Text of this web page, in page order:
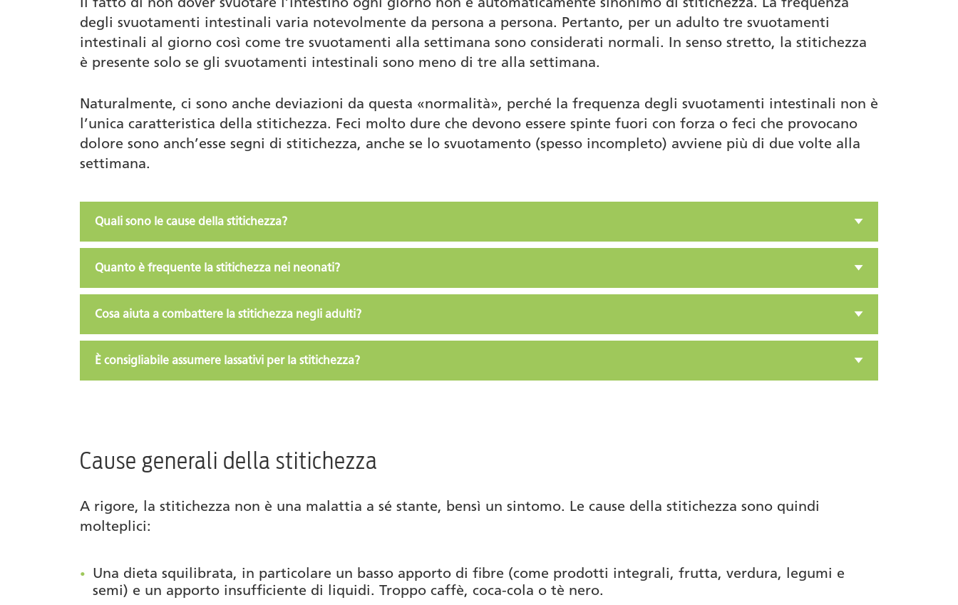
degli svuotamenti intestinali varia notevolmente da persona a persona. Pertanto, per un adulto tre svuotamenti
intestinali al giorno così come tre svuotamenti alla settimana sono considerati normali. In senso stretto, la stitichezza
è presente solo se gli svuotamenti intestinali sono meno di tre alla settimana.
Naturalmente, ci sono anche deviazioni da questa «normalità», perché la frequenza degli svuotamenti intestinali non è
l’unica caratteristica della stitichezza. Feci molto dure che devono essere spinte fuori con forza o feci che provocano
dolore sono anch’esse segni di stitichezza, anche se lo svuotamento (spesso incompleto) avviene più di due volte alla
settimana.
Quali sono le cause della stitichezza?
Quanto è frequente la stitichezza nei neonati?
Cosa aiuta a combattere la stitichezza negli adulti?
È consigliabile assumere lassativi per la stitichezza?
Cause generali della stitichezza
A rigore, la stitichezza non è una malattia a sé stante, bensì un sintomo. Le cause della stitichezza sono quindi
molteplici:
Una dieta squilibrata, in particolare un basso apporto di fibre (come prodotti integrali, frutta, verdura, legumi e
semi) e un apporto insufficiente di liquidi. Troppo caffè, coca-cola o tè nero.